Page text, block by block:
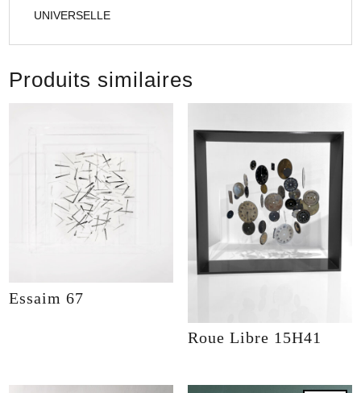
UNIVERSELLE
Produits similaires
Essaim 67
Roue Libre 15H41